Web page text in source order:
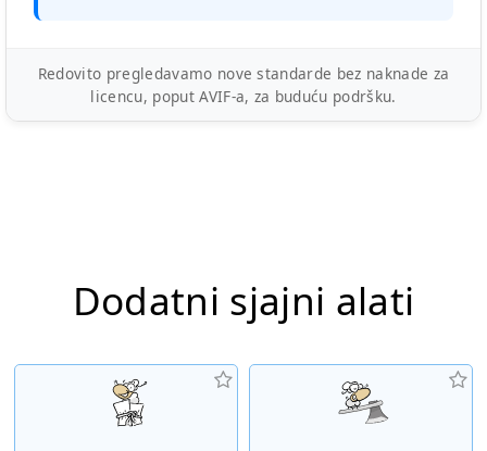
Redovito pregledavamo nove standarde bez naknade za
licencu, poput AVIF-a, za buduću podršku.
Dodatni sjajni alati